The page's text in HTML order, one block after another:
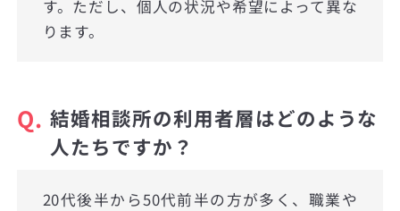
す。ただし、個人の状況や希望によって異な
ります。
Q. 結婚相談所の利用者層はどのような
人たちですか？
20代後半から50代前半の方が多く、職業や